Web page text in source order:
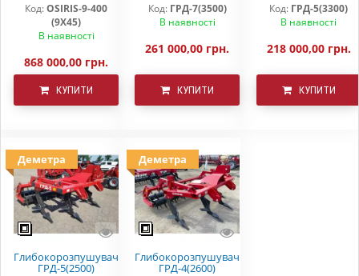
Код:OSIRIS-9-400
(9Х45)
В наявності
868 000,00 грн.
КУПИТИ
Код: ГРД-7(3500)
В наявності
261 000,00 грн.
КУПИТИ
Код: ГРД-5(3300)
В наявності
218 000,00 грн.
КУПИТИ
Деметра
Глибокорозпушувач
ГРД-5(2500)
Деметра
Глибокорозпушувач
ГРД-4(2600)